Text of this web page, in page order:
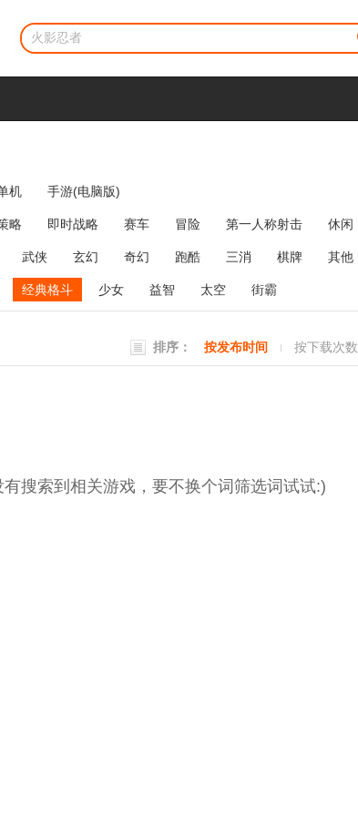
机 手游(电脑版)
略 即时战略 赛车 冒险 第一人称射击 休闲
牌类
麻将 网络游戏 弹幕射击 策略塔防
武侠 玄幻 奇幻 跑酷 三消 棋牌 其他
经典格斗 少女 益智 太空 街霸
排序： 按发布时间 按下载次数
搜索到相关游戏，要不换个词筛选词试试:)